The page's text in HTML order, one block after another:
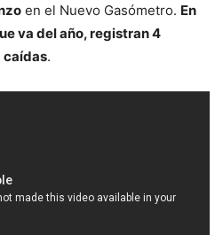
en el Nuevo Gasómetro. En
va del año, registran 4
caídas.